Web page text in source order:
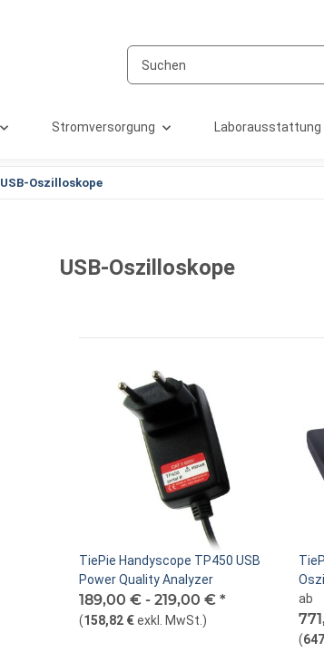
Stromversorgung Laborausstattung
USB-Oszilloskope
USB-Oszilloskope
TiePie Handyscope TP450 USB
Power Quality Analyzer
189,00 € - 219,00 € *
(158,82 €exkl. MwSt. )
ab
(